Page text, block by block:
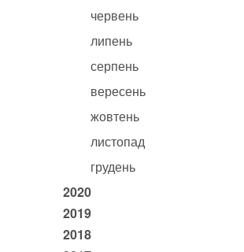
червень
липень
серпень
вересень
жовтень
листопад
грудень
2020
2019
2018